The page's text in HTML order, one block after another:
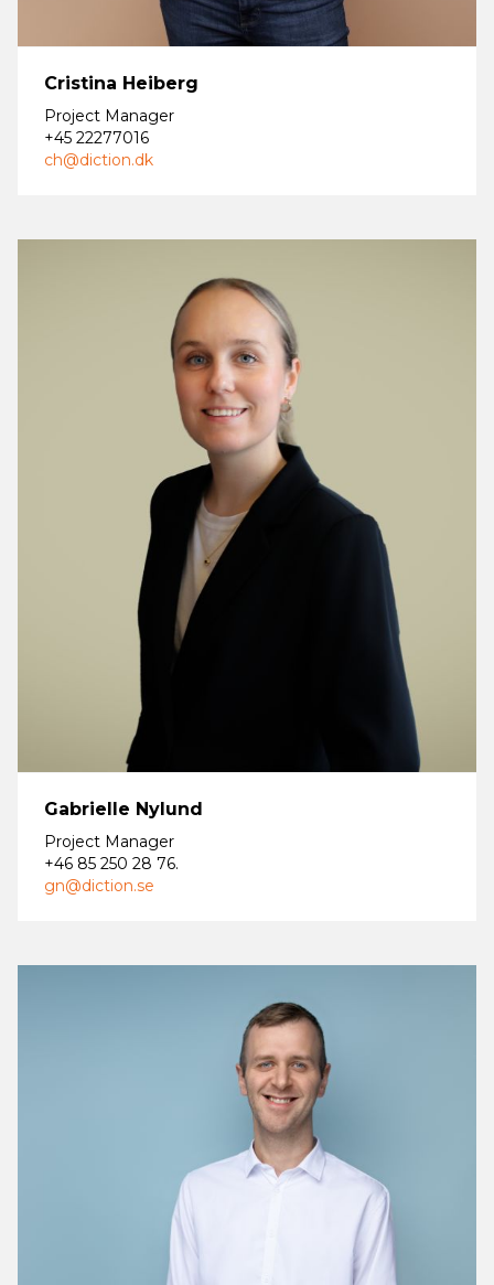
Cristina Heiberg
Project Manager
+45 22277016
ch@diction.dk
Gabrielle Nylund
Project Manager
+46 85 250 28 76 .
gn@diction.se